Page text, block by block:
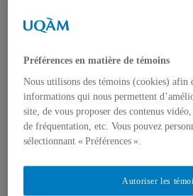
Projet | (Mi)lieux d’innovation
Projet | CoWork MTL
Projet | Urbanisme Transitoire
Financement
Publications
Boîte à outils | Interfaces
Plateforme Carto-OMV
Publications et
Rapports et fiches synthèses
Préférences en matière de témoins
Nous utilisons des témoins (cookies) afin
informations qui nous permettent
site, de vous proposer des contenus
de fréquentation, etc. Vous pouvez
sélectionnant « Préférences ».
Autoriser les